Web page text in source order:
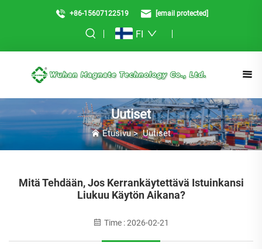
+86-15607122519 [email protected]
FI
Uutiset
Etusivu>Uutiset
Mitä Tehdään, Jos Kerrankäytettävä Istuinkansi
Liukuu Käytön Aikana?
Time : 2026-02-21